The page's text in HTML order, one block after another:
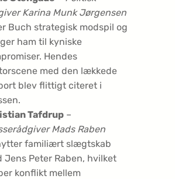
Karina Munk Jørgensen
Buch strategisk modspil og
ham til kyniske
Hendes
med den lækkede
blev flittigt citeret i
Tafdrup –
Mads Raben
familiært slægtskab
Jens Peter Raben, hvilket
konflikt mellem